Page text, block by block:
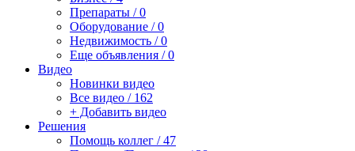
Препараты / 0
Оборудование / 0
Недвижимость / 0
Еще объявления / 0
Видео
Новинки видео
Все видео / 162
+ Добавить видео
Решения
Помощь коллег / 47